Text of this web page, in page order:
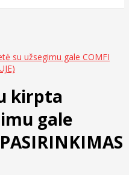
su užsegimu gale COMFI
kirpta
gale